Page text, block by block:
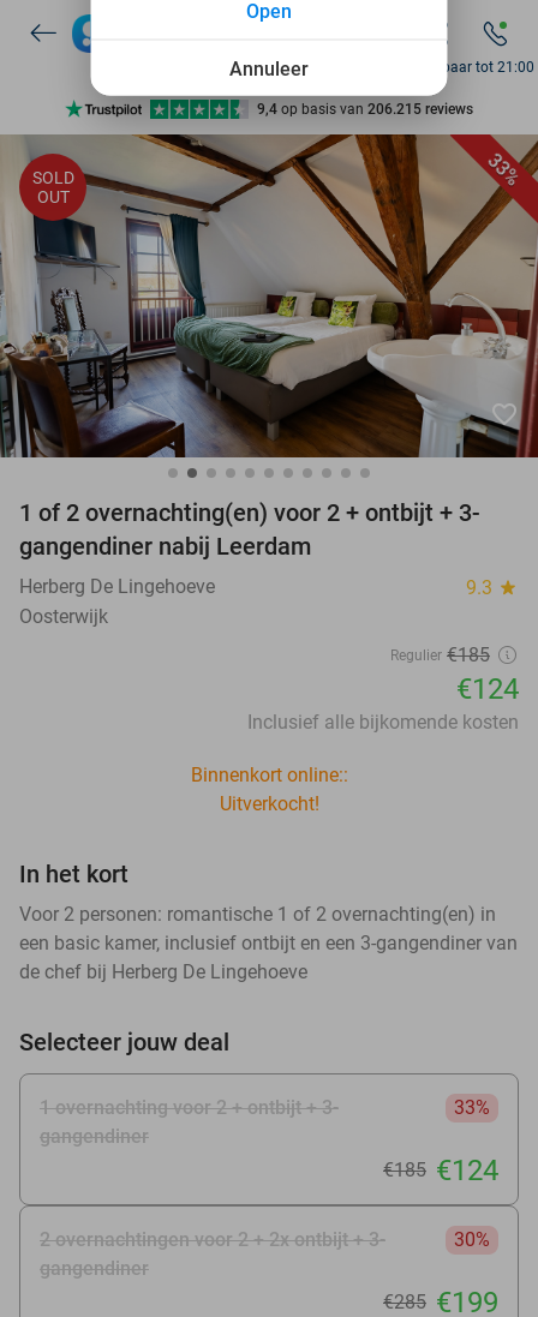
7 dagen per week beschikbaar
10+ miljoen leden
9,4 op basis van 206.215 reviews
Ontdek 15.000+ deals
7 dagen per week beschikbaar
Bereikbaar tot 21:00
33%
SOLD
OUT
favorite_border
1 of 2 overnachting(en) voor 2 + ontbijt + 3-
gangendiner nabij Leerdam
Herberg De Lingehoeve 9.3 star
Oosterwijk
Regulier €185
€124
Inclusief alle bijkomende kosten
Binnenkort online::
Uitverkocht!
In het kort
Voor 2 personen: romantische 1 of 2 overnachting(en) in
een basic kamer, inclusief ontbijt en een 3-gangendiner van
de chef bij Herberg De Lingehoeve
Selecteer jouw deal
1 overnachting voor 2 + ontbijt + 3-
gangendiner
33%
€185 €124
2 overnachtingen voor 2 + 2x ontbijt + 3-
gangendiner
30%
€285 €199
Annuleer
Open